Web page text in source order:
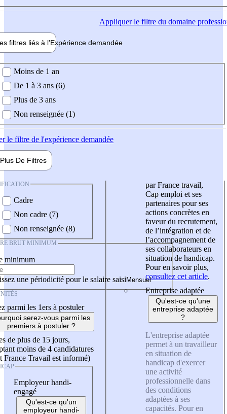
Appliquerle filtre du domaine
filtres liés à l'Expérience demandée
demandée
Moins de 1 an
De 1 à 3 ans (6)
Plus de 3 ans
Non renseignée (1)
le filtre de l'expérience demandée
Plus De Filtres
Cadre
Non cadre (7)
Non renseignée (8)
BRUT MINIMUM
minimum
une périodicité pour le salaire saisi
parmi les 1ers à postuler
serez-vous parmi les
premiers à postuler ?
de plus de 15 jours,
moins de 4 candidatures
France Travail est informé)
Employeur handi-
engagé
Qu'est-ce qu'un
employeur handi-
par France travail,
Cap emploi et ses
partenaires pour ses
actions concrètes en
faveur du recrutement,
de l’intégration et de
l’accompagnement de
ses collaborateurs en
situation de handicap.
Pour en savoir plus,
consultez cet article.
Entreprise adaptée
Qu'est-ce qu'une
entreprise adaptée
?
L'entreprise adaptée
permet à un travailleur
en situation de
handicap d'exercer
une activité
professionnelle dans
des conditions
adaptées à ses
capacités. Pour en